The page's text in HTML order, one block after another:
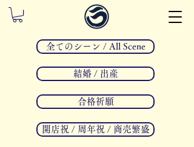
全てのシーン / All Scene
結婚 / 出産
合格祈願
開店祝 / 周年祝 / 商売繁盛